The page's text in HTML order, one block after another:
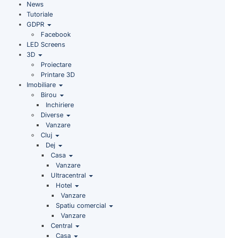
News
Tutoriale
GDPR
Facebook
LED Screens
3D
Proiectare
Printare 3D
Imobiliare
Birou
Inchiriere
Diverse
Vanzare
Cluj
Dej
Casa
Vanzare
Ultracentral
Hotel
Vanzare
Spatiu comercial
Vanzare
Central
Casa